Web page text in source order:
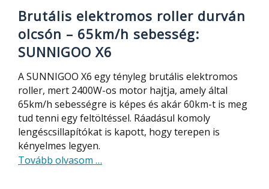
Brutális elektromos roller durván
olcsón – 65km/h sebesség:
SUNNIGOO X6
A SUNNIGOO X6 egy tényleg brutális elektromos
roller, mert 2400W-os motor hajtja, amely által
65km/h sebességre is képes és akár 60km-t is meg
tud tenni egy feltöltéssel. Ráadásul komoly
lengéscsillapítókat is kapott, hogy terepen is
kényelmes legyen.
Tovább olvasom about
…